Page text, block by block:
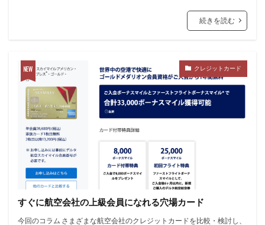
続きを読む
クレジットカード
すぐに航空会社の上級会員になれる穴場カード
今回のコラム さまざまな航空会社のクレジットカードを比較・検討し、